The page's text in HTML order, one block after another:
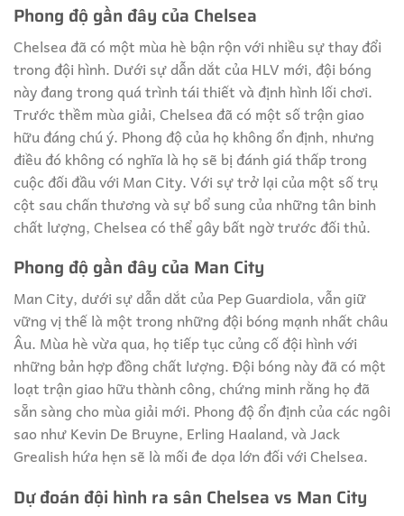
Phong độ gần đây của Chelsea
Chelsea đã có một mùa hè bận rộn với nhiều sự thay đổi
trong đội hình. Dưới sự dẫn dắt của HLV mới, đội bóng
này đang trong quá trình tái thiết và định hình lối chơi.
Trước thềm mùa giải, Chelsea đã có một số trận giao
hữu đáng chú ý. Phong độ của họ không ổn định, nhưng
điều đó không có nghĩa là họ sẽ bị đánh giá thấp trong
cuộc đối đầu với Man City. Với sự trở lại của một số trụ
cột sau chấn thương và sự bổ sung của những tân binh
chất lượng, Chelsea có thể gây bất ngờ trước đối thủ.
Phong độ gần đây của Man City
Man City, dưới sự dẫn dắt của Pep Guardiola, vẫn giữ
vững vị thế là một trong những đội bóng mạnh nhất châu
Âu. Mùa hè vừa qua, họ tiếp tục củng cố đội hình với
những bản hợp đồng chất lượng. Đội bóng này đã có một
loạt trận giao hữu thành công, chứng minh rằng họ đã
sẵn sàng cho mùa giải mới. Phong độ ổn định của các ngôi
sao như Kevin De Bruyne, Erling Haaland, và Jack
Grealish hứa hẹn sẽ là mối đe dọa lớn đối với Chelsea.
Dự đoán đội hình ra sân Chelsea vs Man City